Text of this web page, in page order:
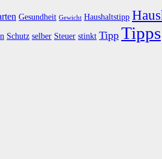
Gesundheit Gewicht Haushaltstipp
Schutz selber Steuer stinkt Tipp Tipps